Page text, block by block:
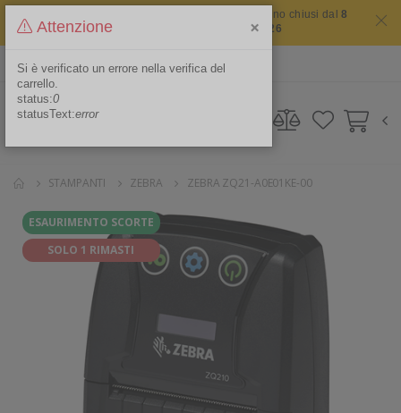
Il sito non chiude mai ma i nostri uffici saranno chiusi dal8
agosto 2026 al 16 agosto 2026
Area Riservata
STAMPANTI ZEBRA ZEBRA ZQ21-A0E01KE-00
ESAURIMENTO SCORTE
SOLO 1 RIMASTI
Attenzione ×
Si è verificato un errore nella verifica del
carrello.
status:0
statusText:error